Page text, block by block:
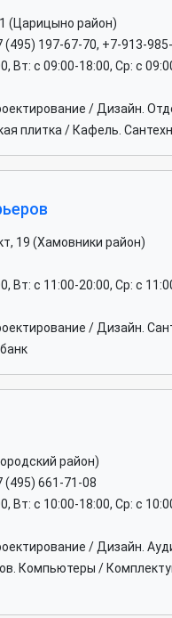
(Царицыно район)
(495) 197-67-70, +7-913-
Вт: c 09:00-18:00, Ср: c
/ Дизайн.
плитка / Кафель.
19 (Хамовники район)
Вт: c 11:00-20:00, Ср: c
/ Дизайн.
район)
(495) 661-71-08
Вт: c 10:00-18:00, Ср: c
/ Дизайн.
Компьютеры /